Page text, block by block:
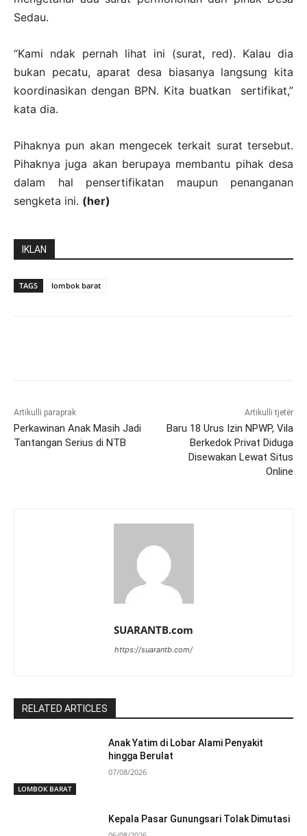
Sedau.
“Kami ndak pernah lihat ini (surat, red). Kalau dia
bukan pecatu, aparat desa biasanya langsung kita
koordinasikan dengan BPN. Kita buatkan sertifikat,”
kata dia.
Pihaknya pun akan mengecek terkait surat tersebut.
Pihaknya juga akan berupaya membantu pihak desa
dalam hal pensertifikatan maupun penanganan
sengketa ini. (her)
IKLAN
TAGS lombok barat
Artikulli paraprak
Perkawinan Anak Masih Jadi
Tantangan Serius di NTB
Artikulli tjetër
Baru 18 Urus Izin NPWP, Vila
Berkedok Privat Diduga
Disewakan Lewat Situs
Online
SUARANTB.com
https://suarantb.com/
RELATED ARTICLES
LOMBOK BARAT
Anak Yatim di Lobar Alami Penyakit
hingga Berulat
07/08/2026
Kepala Pasar Gunungsari Tolak Dimutasi